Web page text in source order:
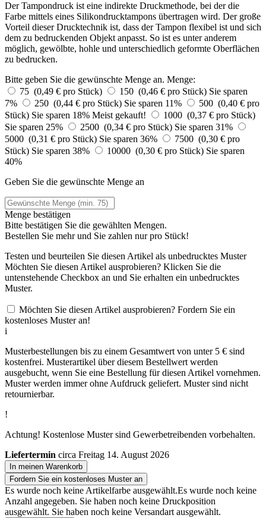
Der Tampondruck ist eine indirekte Druckmethode, bei der die
Farbe mittels eines Silikondrucktampons übertragen wird. Der große
Vorteil dieser Drucktechnik ist, dass der Tampon flexibel ist und sich
dem zu bedruckenden Objekt anpasst. So ist es unter anderem
möglich, gewölbte, hohle und unterschiedlich geformte Oberflächen
zu bedrucken.
Bitte geben Sie die gewünschte Menge an. Menge:
75 (0,49 € pro Stück)
150 (0,46 € pro Stück) Sie sparen
7%
250 (0,44 € pro Stück) Sie sparen 11%
500 (0,40 € pro
Stück) Sie sparen 18% Meist gekauft!
1000 (0,37 € pro Stück)
Sie sparen 25%
2500 (0,34 € pro Stück) Sie sparen 31%
5000 (0,31 € pro Stück) Sie sparen 36%
7500 (0,30 € pro
Stück) Sie sparen 38% 10000 (0,30 € pro Stück) Sie sparen
40%
Geben Sie die gewünschte Menge an
Menge bestätigen
Bitte bestätigen Sie die gewählten Mengen.
Bestellen Sie mehr und Sie zahlen nurpro Stück!
Testen und beurteilen Sie diesen Artikel als unbedrucktes Muster
Möchten Sie diesen Artikel ausprobieren? Klicken Sie die
untenstehende Checkbox an und Sie erhalten ein unbedrucktes
Muster.
Möchten Sie diesen Artikel ausprobieren? Fordern Sie ein
kostenloses Muster an!
i
Musterbestellungen bis zu einem Gesamtwert von unter 5 € sind
kostenfrei. Musterartikel über diesem Bestellwert werden
ausgebucht, wenn Sie eine Bestellung für diesen Artikel vornehmen.
Muster werden immer ohne Aufdruck geliefert. Muster sind nicht
retournierbar.
!
Achtung! Kostenlose Muster sind Gewerbetreibenden vorbehalten.
Liefertermin circa Freitag 14. August 2026
In meinen Warenkorb
Fordern Sie ein kostenloses Muster an
Es wurde noch keine Artikelfarbe ausgewählt.Es wurde noch keine
Anzahl angegeben. Sie haben noch keine Druckposition
ausgewählt. Sie haben noch keine Versandart ausgewählt.